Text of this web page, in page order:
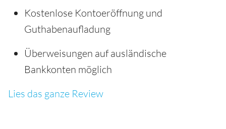
Kostenlose Kontoeröffnung und
Guthabenaufladung
Überweisungen auf ausländische
Bankkonten möglich
Lies das ganze Review